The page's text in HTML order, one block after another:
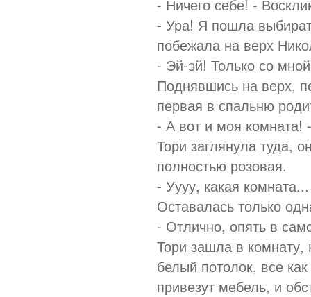
- Ничего себе! -
- Ура! Я пошла
побежала на верх
- Эй-эй! Только со
Поднявшись на верх,
первая в спальню
- А вот и моя комната!
Тори заглянула туда,
полностью розовая.
- Уууу, какая
Оставалась только
- Отлично, опять в
Тори зашла в комнату,
белый потолок, все
привезут мебель, и